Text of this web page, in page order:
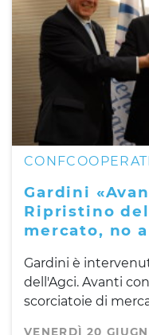
Gardini
Ripristino
mercato, no
Gardini è
dell'Agci. Avanti
scorciatoie di
VENERDÌ 20